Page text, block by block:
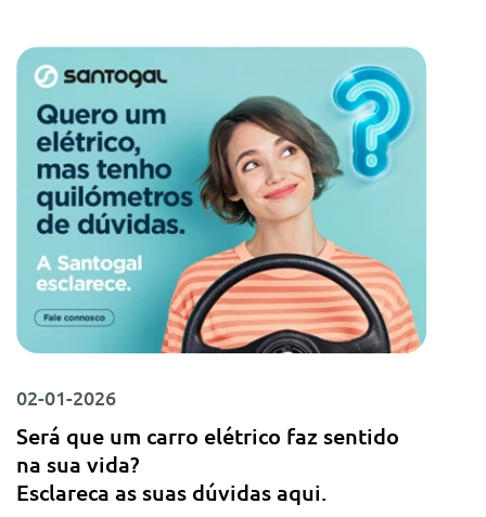
02-01-2026
Será que um carro elétrico faz sentido
na sua vida?
Esclareca as suas dúvidas aqui.